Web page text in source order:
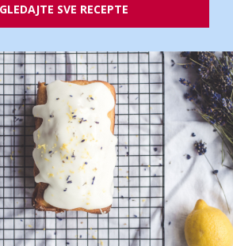
SVE RECEPTE